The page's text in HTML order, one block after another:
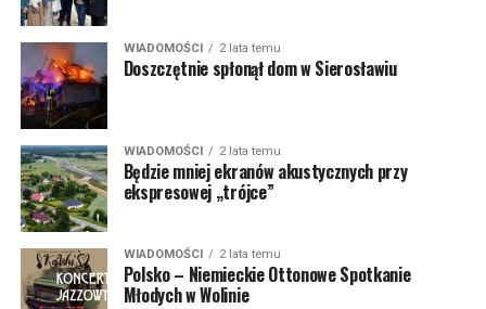
WIADOMOŚCI 2 lata temu
Doszczętnie spłonął dom w Sierosławiu
WIADOMOŚCI 2 lata temu
Będzie mniej ekranów akustycznych przy
ekspresowej „trójce”
WIADOMOŚCI 2 lata temu
Polsko – Niemieckie Ottonowe Spotkanie
Młodych w Wolinie